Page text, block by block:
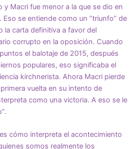
y Macri fue menor a la que se dio en
Eso se entiende como un “triunfo” de
la carta definitiva a favor del
corrupto en la oposición. Cuando
el balotaje de 2015, después
populares, eso significaba el
kirchnerista. Ahora Macri pierde
vuelta en su intento de
como una victoria. A eso se le
cómo interpreta el acontecimiento
somos realmente los